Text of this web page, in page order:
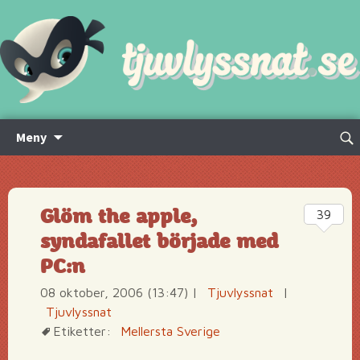
Meny
innehåll
Sök
Glöm the apple,
syndafallet började med
PC:n
08 oktober, 2006 (13:47) | Tjuvlyssnat
|
Tjuvlyssnat
Etiketter:
Mellersta Sverige
39